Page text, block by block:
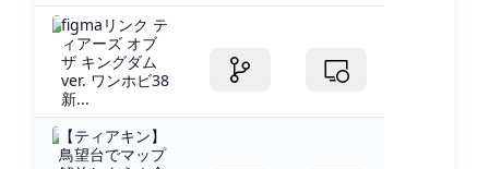
figmaリンク テ
ィアーズ オブ
ザ キングダム
ver. ワンホビ38
新...
【ティアキン】
鳥望台でマップ